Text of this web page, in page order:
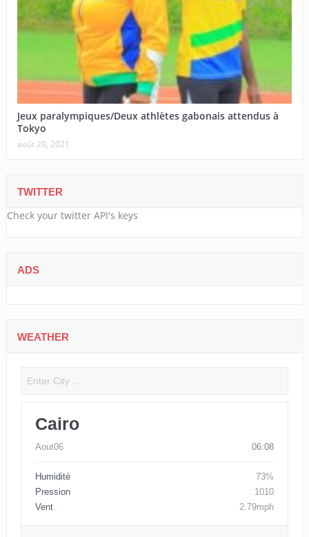
Jeux paralympiques/Deux athlètes gabonais attendus à
Tokyo
août 20, 2021
TWITTER
Check your twitter API's keys
ADS
WEATHER
Cairo
Aout06 06:08
Humidité
73%
Pression
1010
Vent
2.79mph